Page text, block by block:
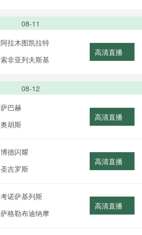
08-11
阿拉木图凯拉特
索非亚列夫斯基
高清直播
08-12
萨巴赫
奥胡斯
高清直播
博德闪耀
圣吉罗斯
高清直播
考诺萨基列斯
萨格勒布迪纳摩
高清直播